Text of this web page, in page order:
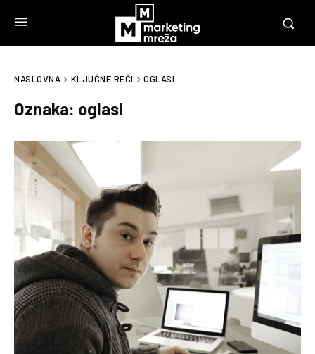
NASLOVNA KLJUČNE REČI OGLASI
Oznaka: oglasi